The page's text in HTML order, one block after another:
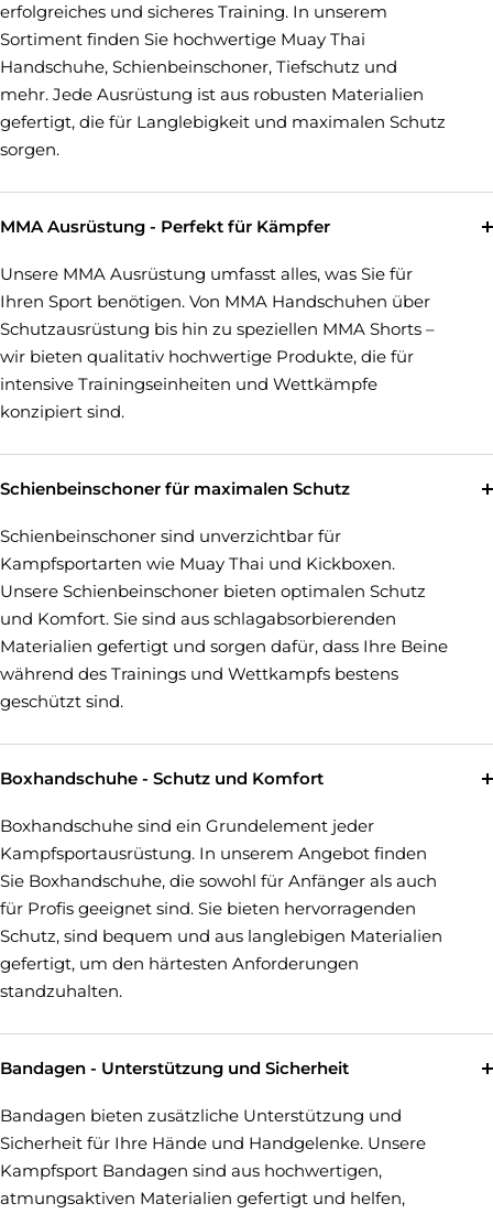
erfolgreiches und sicheres Training. In unserem
Sortiment finden Sie hochwertige Muay Thai
Handschuhe, Schienbeinschoner, Tiefschutz und
mehr. Jede Ausrüstung ist aus robusten Materialien
gefertigt, die für Langlebigkeit und maximalen Schutz
sorgen.
MMA Ausrüstung - Perfekt für Kämpfer
Unsere MMA Ausrüstung umfasst alles, was Sie für
Ihren Sport benötigen. Von MMA Handschuhen über
Schutzausrüstung bis hin zu speziellen MMA Shorts –
wir bieten qualitativ hochwertige Produkte, die für
intensive Trainingseinheiten und Wettkämpfe
konzipiert sind.
Schienbeinschoner für maximalen Schutz
Schienbeinschoner sind unverzichtbar für
Kampfsportarten wie Muay Thai und Kickboxen.
Unsere Schienbeinschoner bieten optimalen Schutz
und Komfort. Sie sind aus schlagabsorbierenden
Materialien gefertigt und sorgen dafür, dass Ihre Beine
während des Trainings und Wettkampfs bestens
geschützt sind.
Boxhandschuhe - Schutz und Komfort
Boxhandschuhe sind ein Grundelement jeder
Kampfsportausrüstung. In unserem Angebot finden
Sie Boxhandschuhe, die sowohl für Anfänger als auch
für Profis geeignet sind. Sie bieten hervorragenden
Schutz, sind bequem und aus langlebigen Materialien
gefertigt, um den härtesten Anforderungen
standzuhalten.
Bandagen - Unterstützung und Sicherheit
Bandagen bieten zusätzliche Unterstützung und
Sicherheit für Ihre Hände und Handgelenke. Unsere
Kampfsport Bandagen sind aus hochwertigen,
atmungsaktiven Materialien gefertigt und helfen,